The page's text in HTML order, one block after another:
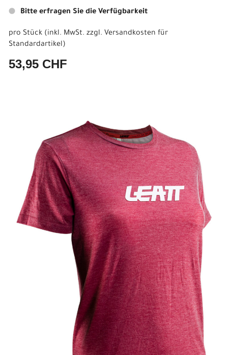
Bitte erfragen Sie die Verfügbarkeit
pro Stück (inkl. MwSt. zzgl. Versandkosten für
Standardartikel)
53,95 CHF